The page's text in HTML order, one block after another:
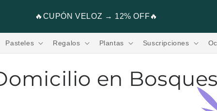
Flores, Regalos, Pasteles & más.🧸💐
Pasteles Regalos Plantas Suscripciones
en